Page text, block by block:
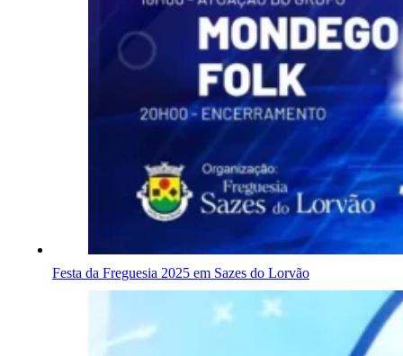
Festa da Freguesia 2025 em Sazes do Lorvão